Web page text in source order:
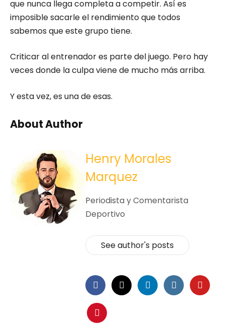
que nunca llega completa a competir. Así es
imposible sacarle el rendimiento que todos
sabemos que este grupo tiene.
Criticar al entrenador es parte del juego. Pero hay
veces donde la culpa viene de mucho más arriba.
Y esta vez, es una de esas.
About Author
Henry Morales
Marquez
Periodista y Comentarista
Deportivo
See author's posts